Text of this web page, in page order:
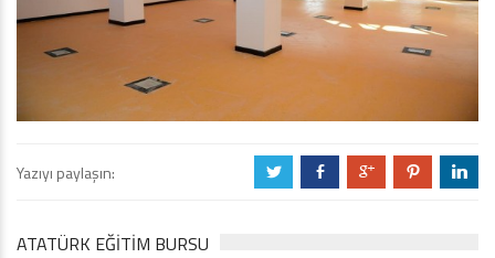
Yazıyı paylaşın: a b c d j
ATATÜRK EĞITIM BURSU